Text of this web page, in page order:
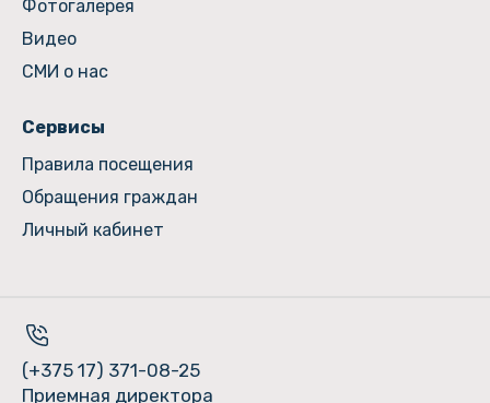
Фотогалерея
Видео
СМИ о нас
Сервисы
Правила посещения
Обращения граждан
Личный кабинет
(+375 17) 371-08-25
Приемная директора